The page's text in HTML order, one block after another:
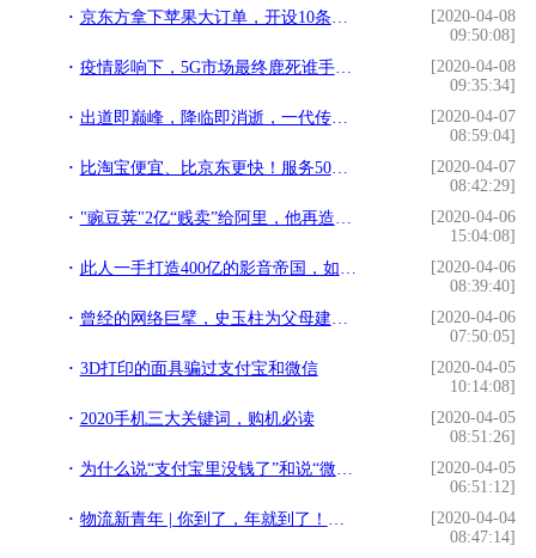
京东方拿下苹果大订单，开设10条生产线，转为iPhone服务
[2020-04-08
09:50:08]
疫情影响下，5G市场最终鹿死谁手？华为和苹果针锋相对
[2020-04-08
09:35:34]
出道即巅峰，降临即消逝，一代传奇不跟随——致敬诺基亚N9
[2020-04-07
08:59:04]
比淘宝便宜、比京东更快！服务50万村民，网络乡村是如何做到的？
[2020-04-07
08:42:29]
"豌豆荚"2亿“贱卖”给阿里，他再造一个"轻芒"重新出发
[2020-04-06
15:04:08]
此人一手打造400亿的影音帝国，如今被捕入狱，公司市值只剩12亿
[2020-04-06
08:39:40]
曾经的网络巨擘，史玉柱为父母建造巨人苑，中式庭院雅致宁静
[2020-04-06
07:50:05]
3D打印的面具骗过支付宝和微信
[2020-04-05
10:14:08]
2020手机三大关键词，购机必读
[2020-04-05
08:51:26]
为什么说“支付宝里没钱了”和说“微信里没钱了”给人的感觉不同
[2020-04-05
06:51:12]
物流新青年 | 你到了，年就到了！团聚的地方就是家
[2020-04-04
08:47:14]